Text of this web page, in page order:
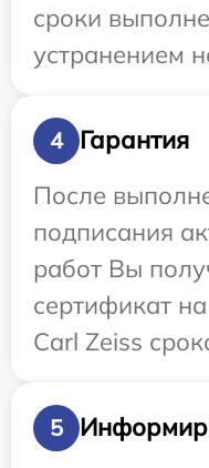
сроки
устранением
4
Гарантия
После
подписания
работ Вы
сертификат
Carl Zeiss
5